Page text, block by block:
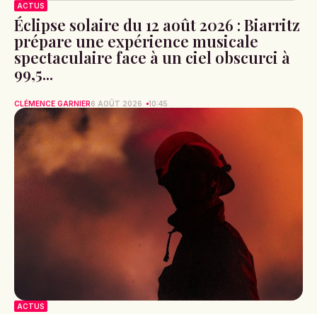
ACTUS
Éclipse solaire du 12 août 2026 : Biarritz
prépare une expérience musicale
spectaculaire face à un ciel obscurci à
99,5...
CLÉMENCE GARNIER6 AOÛT 2026 10:45
ACTUS